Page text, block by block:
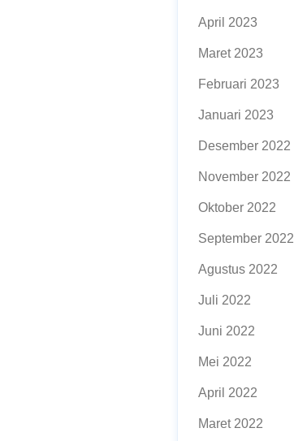
April 2023
Maret 2023
Februari 2023
Januari 2023
Desember 2022
November 2022
Oktober 2022
September 2022
Agustus 2022
Juli 2022
Juni 2022
Mei 2022
April 2022
Maret 2022